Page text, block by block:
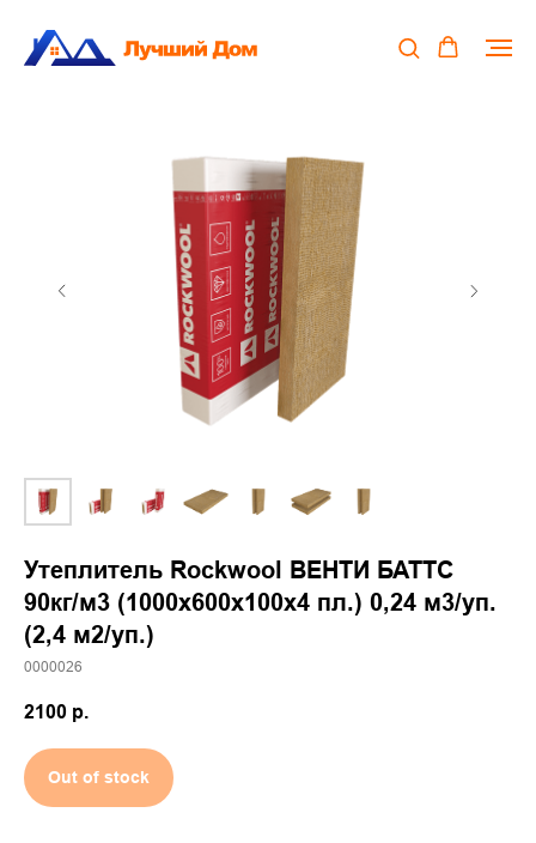
Утеплитель Rockwool ВЕНТИ БАТТС
90кг/м3 (1000x600x100х4 пл.) 0,24 м3/уп.
(2,4 м2/уп.)
0000026
2100 р.
Out of stock